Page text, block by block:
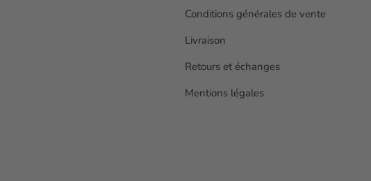
Conditions générales de vente
Livraison
Retours et échanges
Mentions légales